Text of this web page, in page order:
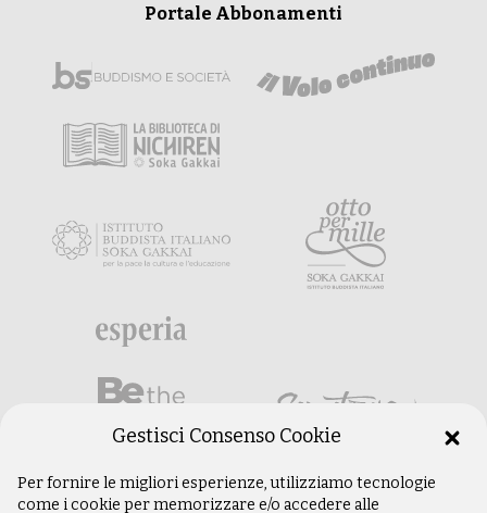
Portale Abbonamenti
Gestisci Consenso Cookie
Per fornire le migliori esperienze, utilizziamo tecnologie
come i cookie per memorizzare e/o accedere alle